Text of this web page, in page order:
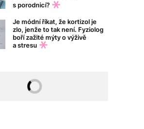
s porodnicí?
Je módní říkat, že kortizol je
zlo, jenže to tak není. Fyziolog
boří zažité mýty o výživě
a stresu